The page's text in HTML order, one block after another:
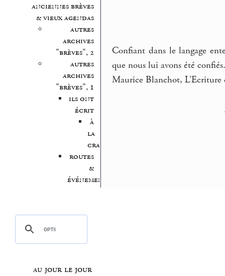
anciennes brèves
& vieux agendas
autres
archives
"brèves", 2
autres
archives
"brèves", 1
ils ont
écrit
à
la
craie
routes
&
événements
au jour le jour
Confiant dans le langage
que nous lui avons été
Maurice Blanchot,